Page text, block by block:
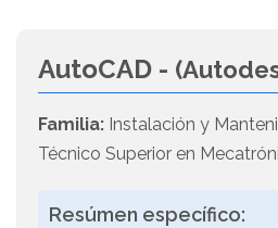
AutoCAD -
Familia: Instalación y
Técnico Superior en
Resúmen específico: